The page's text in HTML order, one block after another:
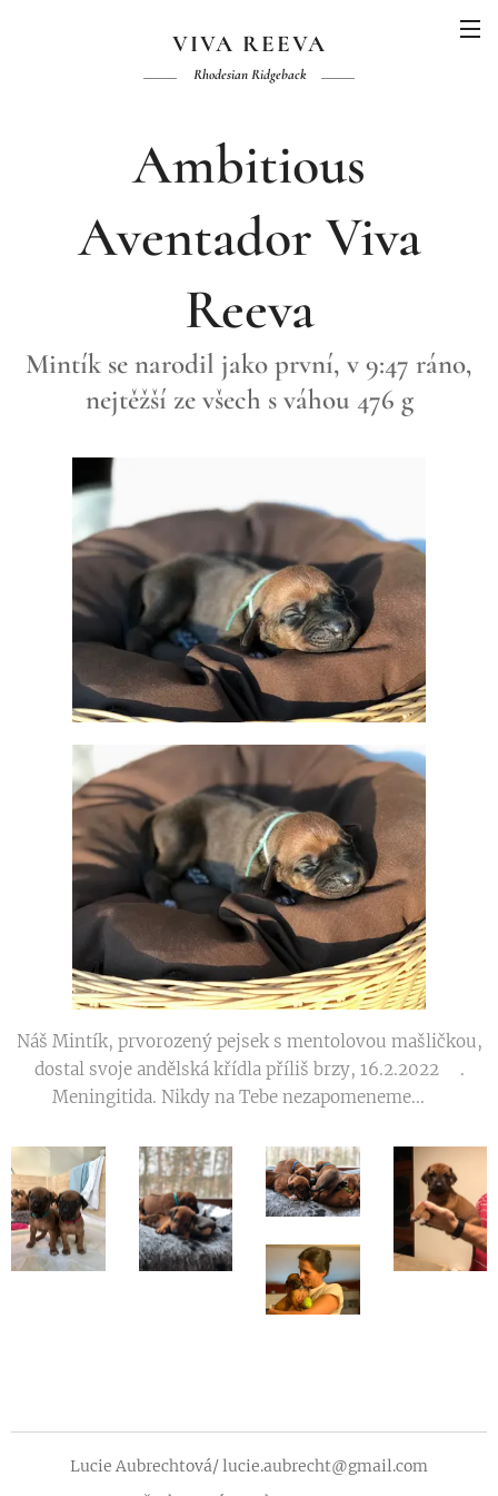
VIVA REEVA
Rhodesian Ridgeback
Ambitious
Aventador Viva
Reeva
Mintík se narodil jako první, v 9:47 ráno,
nejtěžší ze všech s váhou 476 g
Náš Mintík, prvorozený pejsek s mentolovou mašličkou,
dostal svoje andělská křídla příliš brzy, 16.2.2022😢.
Meningitida. Nikdy na Tebe nezapomeneme...💔
Lucie Aubrechtová/ lucie.aubrecht@gmail.com